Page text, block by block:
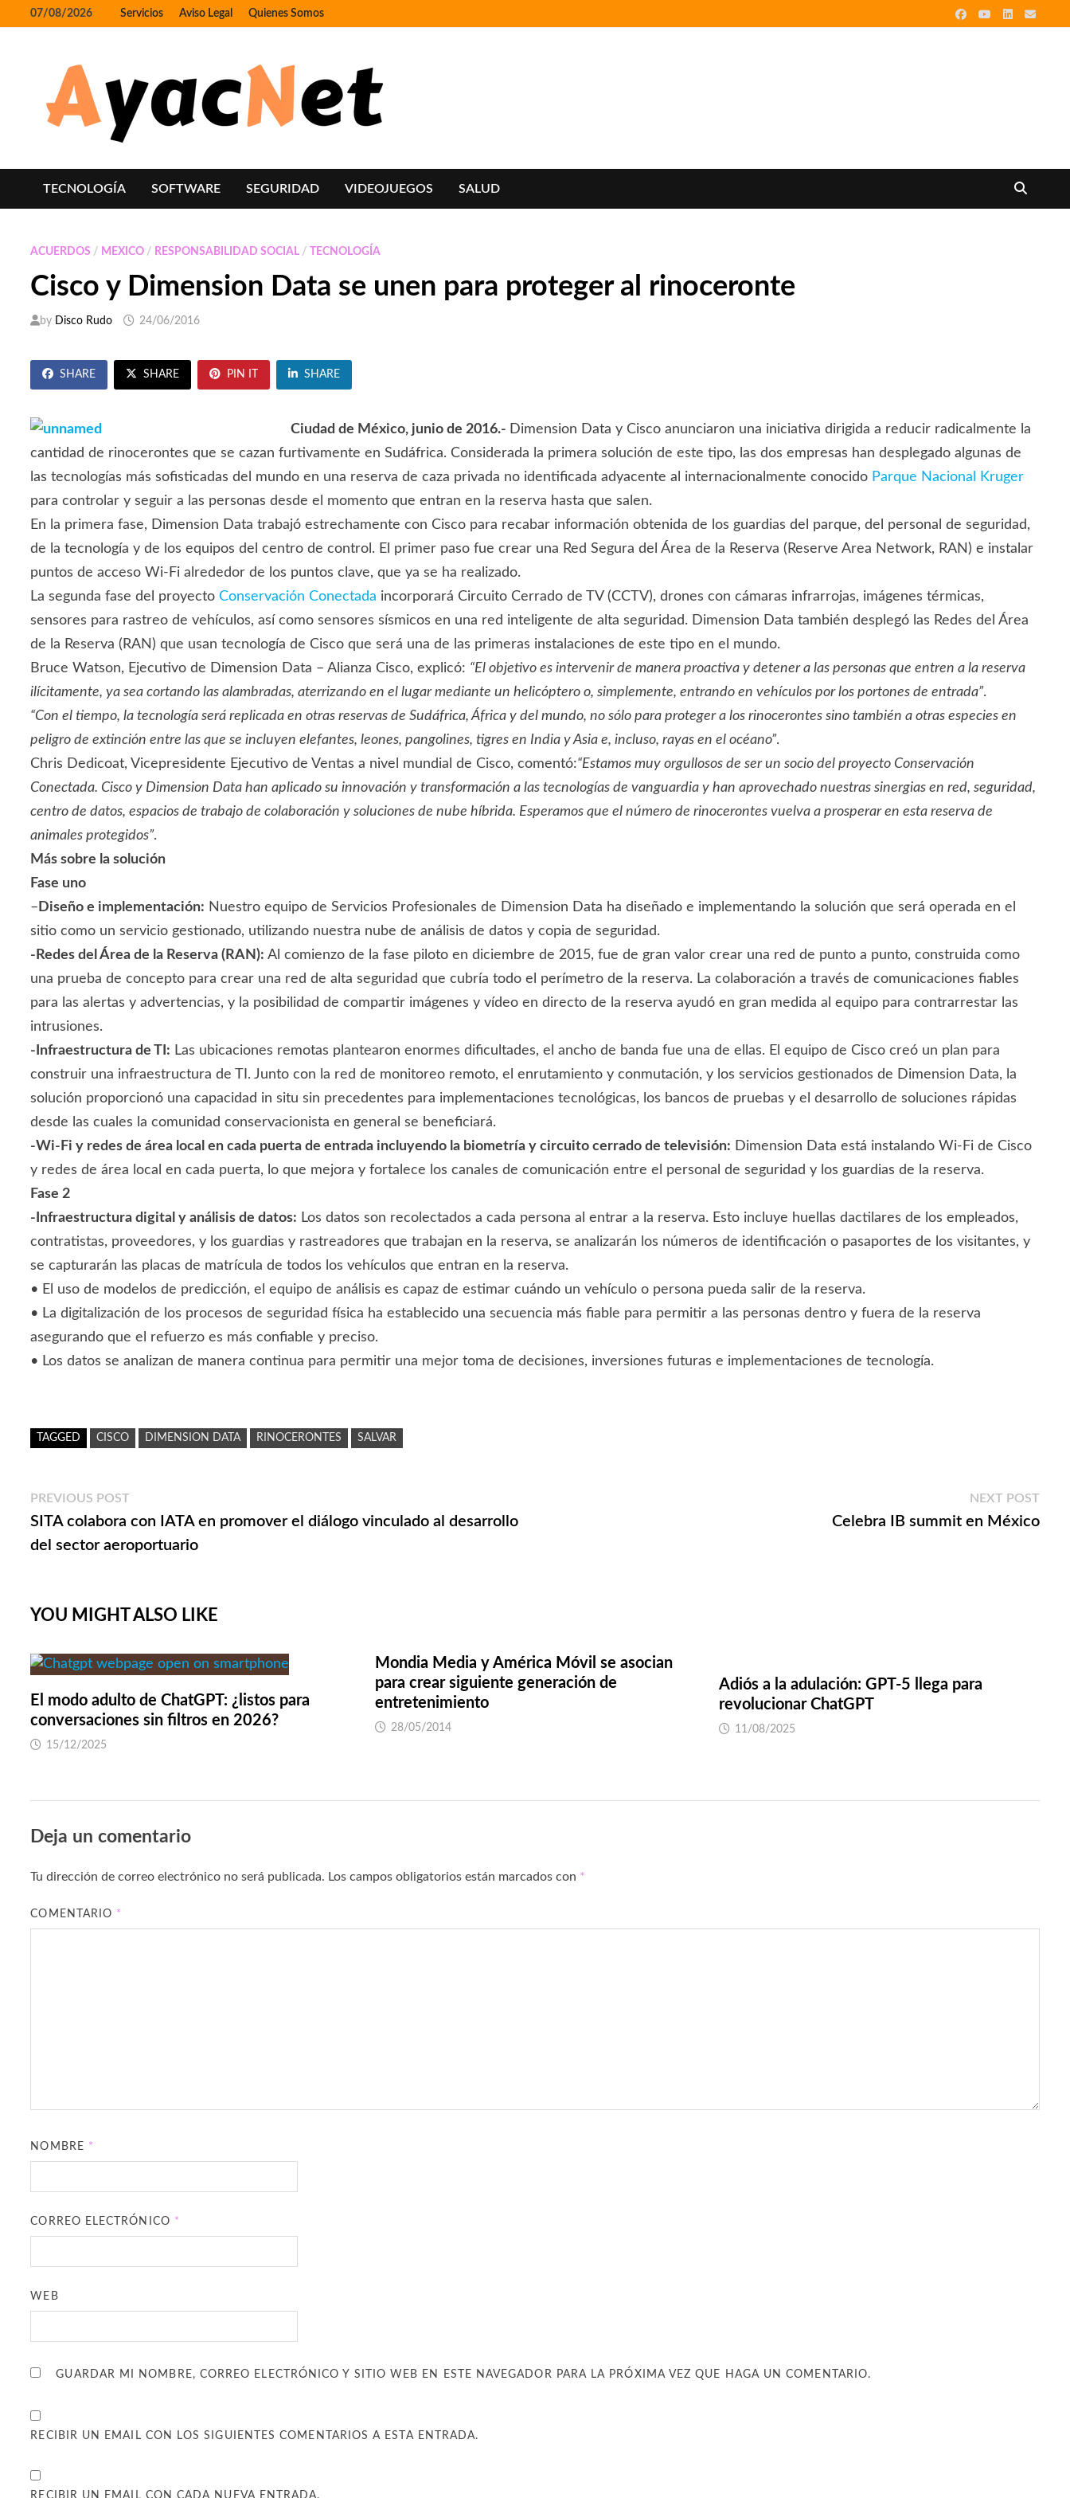
to
07/08/2026 Servicios Aviso Legal Quienes Somos
TECNOLOGÍA SOFTWARE SEGURIDAD VIDEOJUEGOS SALUD
ACUERDOS / MEXICO / RESPONSABILIDAD SOCIAL / TECNOLOGÍA
Cisco y Dimension Data se unen para proteger al rinoceronte
by Disco Rudo 24/06/2016
SHARE SHARE PIN IT SHARE
Ciudad de México, junio de 2016.- Dimension Data y Cisco anunciaron una iniciativa dirigida a reducir radicalmente la
cantidad de rinocerontes que se cazan furtivamente en Sudáfrica. Considerada la primera solución de este tipo, las dos empresas han desplegado algunas de
las tecnologías más sofisticadas del mundo en una reserva de caza privada no identificada adyacente al internacionalmente conocido Parque Nacional Kruger
para controlar y seguir a las personas desde el momento que entran en la reserva hasta que salen.
En la primera fase, Dimension Data trabajó estrechamente con Cisco para recabar información obtenida de los guardias del parque, del personal de seguridad,
de la tecnología y de los equipos del centro de control. El primer paso fue crear una Red Segura del Área de la Reserva (Reserve Area Network, RAN) e instalar
puntos de acceso Wi-Fi alrededor de los puntos clave, que ya se ha realizado.
La segunda fase del proyectoConservación Conectada incorporará Circuito Cerrado de TV (CCTV), drones con cámaras infrarrojas, imágenes térmicas,
sensores para rastreo de vehículos, así como sensores sísmicos en una red inteligente de alta seguridad. Dimension Data también desplegó las Redes del Área
de la Reserva (RAN) que usan tecnología de Cisco que será una de las primeras instalaciones de este tipo en el mundo.
Bruce Watson, Ejecutivo de Dimension Data – Alianza Cisco, explicó: “El objetivo es intervenir de manera proactiva y detener a las personas que entren a la reserva
ilícitamente, ya sea cortando las alambradas, aterrizando en el lugar mediante un helicóptero o, simplemente, entrando en vehículos por los portones de entrada”.
“Con el tiempo, la tecnología será replicada en otras reservas de Sudáfrica, África y del mundo, no sólo para proteger a los rinocerontes sino también a otras especies en
peligro de extinción entre las que se incluyen elefantes, leones, pangolines, tigres en India y Asia e, incluso, rayas en el océano”.
Chris Dedicoat, Vicepresidente Ejecutivo de Ventas a nivel mundial de Cisco, comentó:“Estamos muy orgullosos de ser un socio del proyecto Conservación
Conectada. Cisco y Dimension Data han aplicado su innovación y transformación a las tecnologías de vanguardia y han aprovechado nuestras sinergias en red, seguridad,
centro de datos, espacios de trabajo de colaboración y soluciones de nube híbrida. Esperamos que el número de rinocerontes vuelva a prosperar en esta reserva de
animales protegidos”.
Más sobre la solución
Fase uno
– Diseño e implementación: Nuestro equipo de Servicios Profesionales de Dimension Data ha diseñado e implementando la solución que será operada en el
sitio como un servicio gestionado, utilizando nuestra nube de análisis de datos y copia de seguridad.
-Redes del Área de la Reserva (RAN): Al comienzo de la fase piloto en diciembre de 2015, fue de gran valor crear una red de punto a punto, construida como
una prueba de concepto para crear una red de alta seguridad que cubría todo el perímetro de la reserva. La colaboración a través de comunicaciones fiables
para las alertas y advertencias, y la posibilidad de compartir imágenes y vídeo en directo de la reserva ayudó en gran medida al equipo para contrarrestar las
intrusiones.
-Infraestructura de TI: Las ubicaciones remotas plantearon enormes dificultades, el ancho de banda fue una de ellas. El equipo de Cisco creó un plan para
construir una infraestructura de TI. Junto con la red de monitoreo remoto, el enrutamiento y conmutación, y los servicios gestionados de Dimension Data, la
solución proporcionó una capacidad in situ sin precedentes para implementaciones tecnológicas, los bancos de pruebas y el desarrollo de soluciones rápidas
desde las cuales la comunidad conservacionista en general se beneficiará.
-Wi-Fi y redes de área local en cada puerta de entrada incluyendo la biometría y circuito cerrado de televisión: Dimension Data está instalando Wi-Fi de Cisco
y redes de área local en cada puerta, lo que mejora y fortalece los canales de comunicación entre el personal de seguridad y los guardias de la reserva.
Fase 2
-Infraestructura digital y análisis de datos: Los datos son recolectados a cada persona al entrar a la reserva. Esto incluye huellas dactilares de los empleados,
contratistas, proveedores, y los guardias y rastreadores que trabajan en la reserva, se analizarán los números de identificación o pasaportes de los visitantes, y
se capturarán las placas de matrícula de todos los vehículos que entran en la reserva.
• El uso de modelos de predicción, el equipo de análisis es capaz de estimar cuándo un vehículo o persona pueda salir de la reserva.
• La digitalización de los procesos de seguridad física ha establecido una secuencia más fiable para permitir a las personas dentro y fuera de la reserva
asegurando que el refuerzo es más confiable y preciso.
• Los datos se analizan de manera continua para permitir una mejor toma de decisiones, inversiones futuras e implementaciones de tecnología.
TAGGED CISCO DIMENSION DATA RINOCERONTES SALVAR
Navegación
de
PREVIOUS POST
post:
SITA colabora con IATA en promover el diálogo vinculado al desarrollo
del sector aeroportuario
NEXT POSTNext
post:
Celebra IB summit en México
YOU MIGHT ALSO LIKE
El modo adulto de ChatGPT: ¿listos para
conversaciones sin filtros en 2026?
15/12/2025
Mondia Media y América Móvil se asocian
para crear siguiente generación de
entretenimiento
28/05/2014
Adiós a la adulación: GPT-5 llega para
revolucionar ChatGPT
11/08/2025
Deja un comentario
Tu dirección de correo electrónico no será publicada. Los campos obligatorios están marcados con *
COMENTARIO *
NOMBRE *
CORREO ELECTRÓNICO *
WEB
GUARDAR MI NOMBRE, CORREO ELECTRÓNICO Y SITIO WEB EN ESTE NAVEGADOR PARA LA PRÓXIMA VEZ QUE HAGA UN COMENTARIO.
RECIBIR UN EMAIL CON LOS SIGUIENTES COMENTARIOS A ESTA ENTRADA.
RECIBIR UN EMAIL CON CADA NUEVA ENTRADA.